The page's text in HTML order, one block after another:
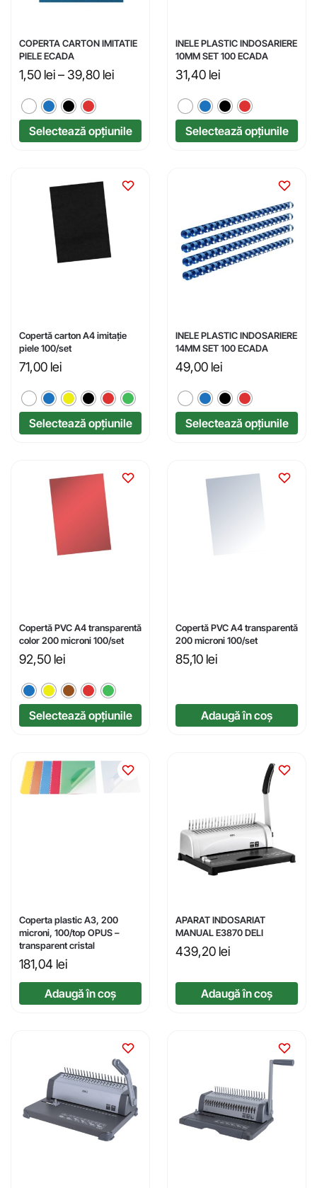
COPERTA CARTON IMITATIE
PIELE ECADA
1,50 lei– 39,80 lei
Selectează opțiunile
INELE PLASTIC INDOSARIERE
10MM SET 100 ECADA
31,40 lei
Selectează opțiunile
Copertă carton A4 imitație
piele 100/set
71,00 lei
Selectează opțiunile
INELE PLASTIC INDOSARIERE
14MM SET 100 ECADA
49,00 lei
Selectează opțiunile
Copertă PVC A4 transparentă
color 200 microni 100/set
92,50 lei
Selectează opțiunile
Copertă PVC A4 transparentă
200 microni 100/set
85,10 lei
Adaugă în coș
Coperta plastic A3, 200
microni, 100/top OPUS –
transparent cristal
181,04 lei
Adaugă în coș
APARAT INDOSARIAT
MANUAL E3870 DELI
439,20 lei
Adaugă în coș